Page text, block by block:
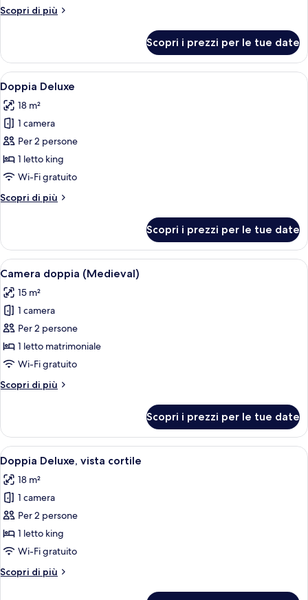
Scopri di più
Altri
Superior
Scopri i prezzi per le tue date
Apri
tutte
le
foto
per
Doppia
Deluxe
Una camera da letto con un letto
7
Doppia Deluxe
18 m²
1 camera
Per 2 persone
1 letto king
Wi-Fi gratuito
Scopri di più
Altri
Deluxe
Scopri i prezzi per le tue date
Apri
tutte
le
foto
per
Camera
doppia
Camera da letto con un letto
7
Camera doppia (Medieval)
15 m²
1 camera
Per 2 persone
1 letto matrimoniale
Wi-Fi gratuito
Scopri di più
Altri
doppia
(Medieval)
Scopri i prezzi per le tue date
Apri
tutte
le
foto
per
Doppia
Deluxe,
cortile
Una camera da letto con un letto
8
Doppia Deluxe, vista cortile
18 m²
1 camera
Per 2 persone
1 letto king
Wi-Fi gratuito
Scopri di più
Altri